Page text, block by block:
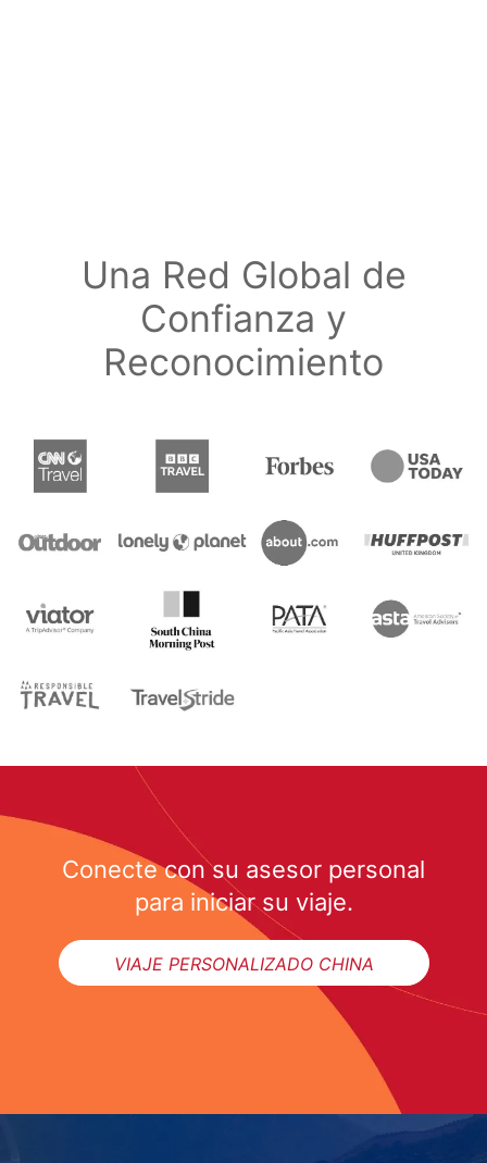
Una Red Global de
Confianza y
Reconocimiento
Conecte con su asesor personal
para iniciar su viaje.
VIAJE PERSONALIZADO CHINA